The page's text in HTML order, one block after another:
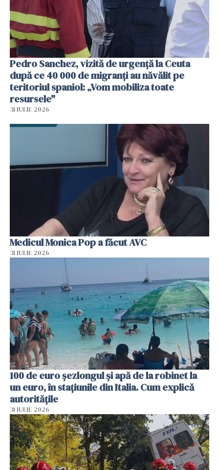
Pedro Sanchez, vizită de urgență la Ceuta
după ce 40 000 de migranți au năvălit pe
teritoriul spaniol: „Vom mobiliza toate
resursele"
31 IULIE 2026
Medicul Monica Pop a făcut AVC
31 IULIE 2026
100 de euro șezlongul și apă de la robinet la
un euro, în stațiunile din Italia. Cum explică
autoritățile
31 IULIE 2026